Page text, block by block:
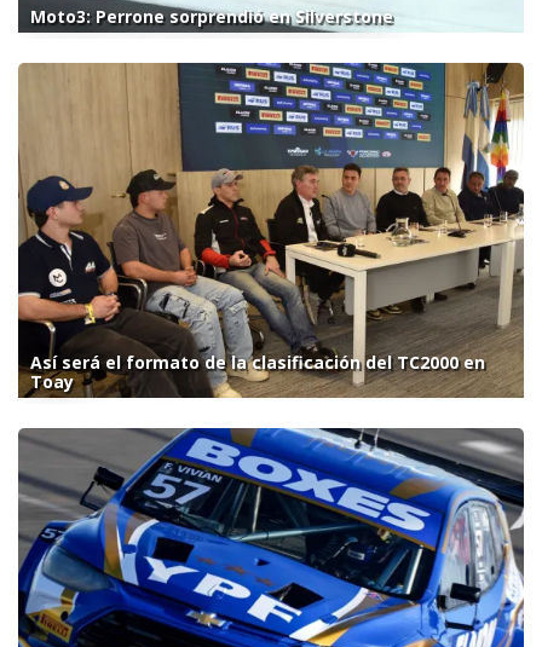
Moto3: Perrone sorprendió en Silverstone
Así será el formato de la clasificación del TC2000 en
Toay